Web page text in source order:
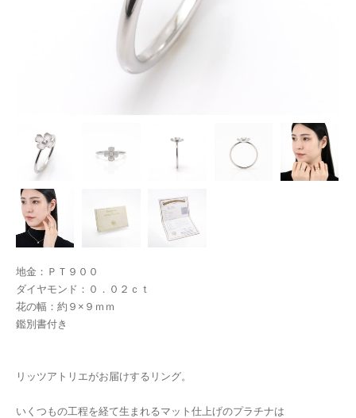
地金：ＰＴ９００
ダイヤモンド：０．０２ｃｔ
花の幅：約９×９ｍｍ
鑑別書付き
リッツアトリエがお届けするリング。
いくつもの工程を経て生まれるマット仕上げのプラチナは